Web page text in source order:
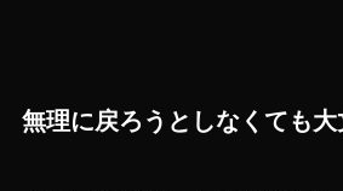
無理に戻ろうとしなくても